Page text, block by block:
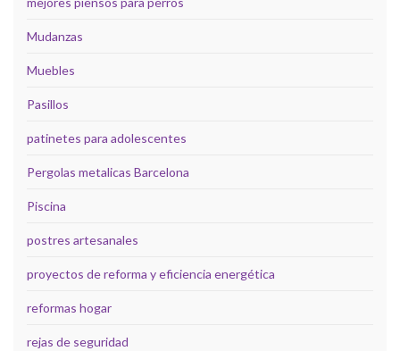
Mudanzas
Muebles
Pasillos
patinetes para adolescentes
Pergolas metalicas Barcelona
Piscina
postres artesanales
proyectos de reforma y eficiencia energética
reformas hogar
rejas de seguridad